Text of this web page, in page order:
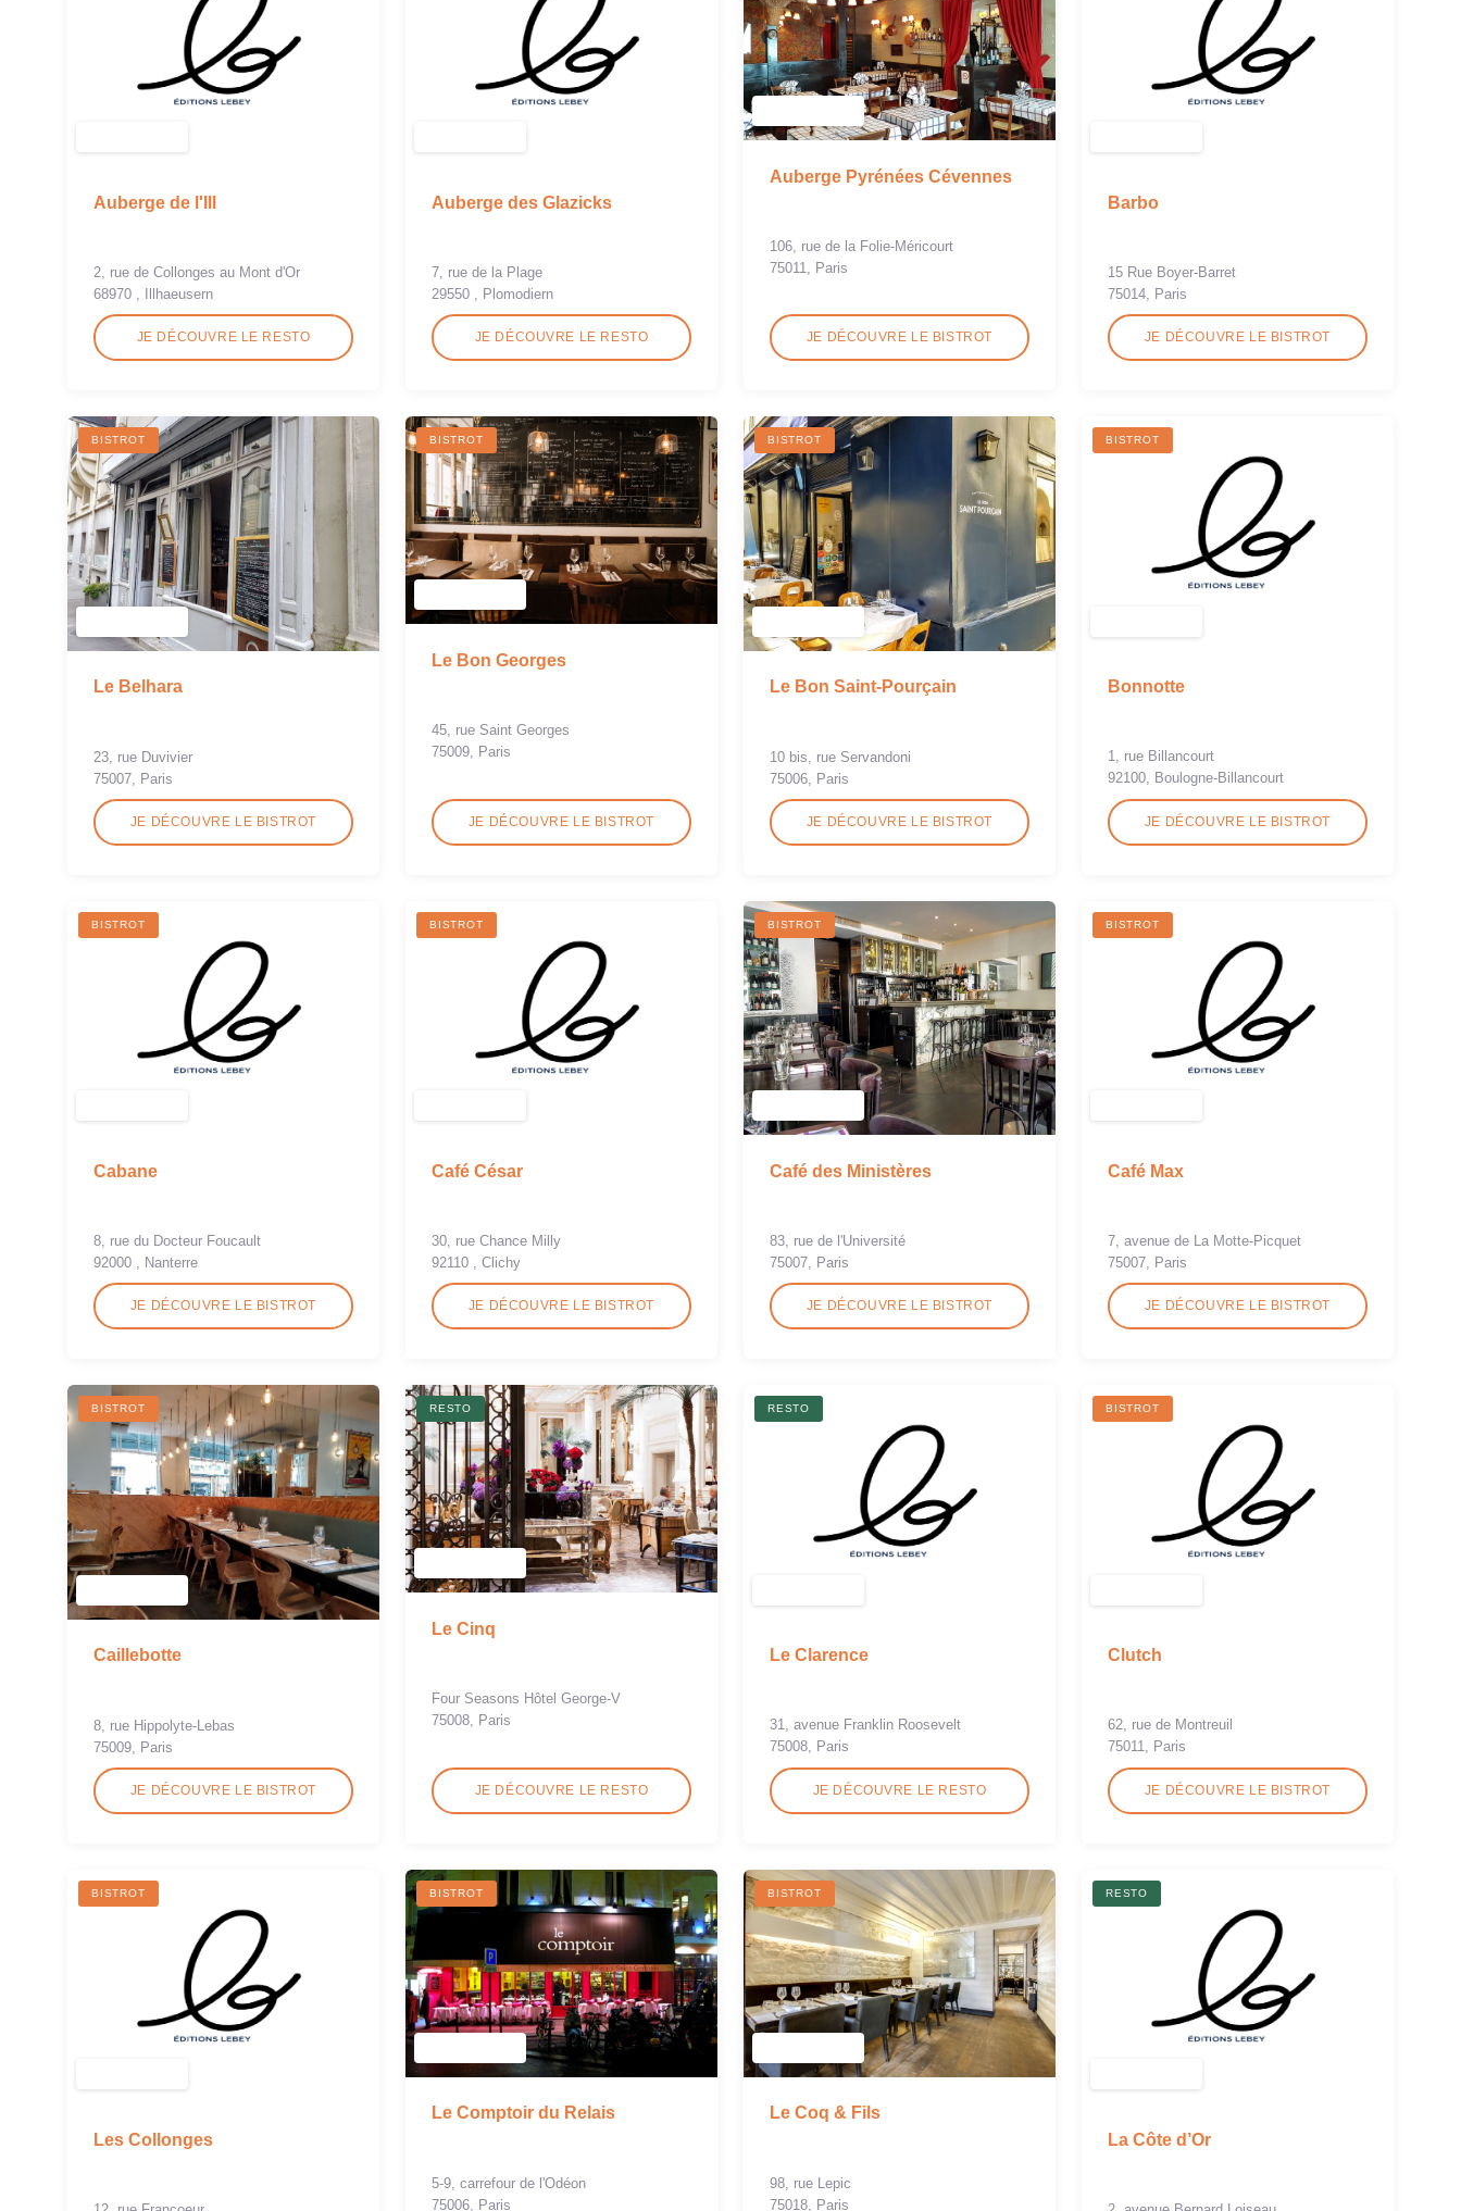
Auberge de l'Ill
2, rue de Collonges au Mont d'Or
68970 , Illhaeusern
JE DÉCOUVRE LE RESTO
Auberge des Glazicks
7, rue de la Plage
29550 , Plomodiern
JE DÉCOUVRE LE RESTO
Auberge Pyrénées Cévennes
106, rue de la Folie-Méricourt
75011, Paris
JE DÉCOUVRE LE BISTROT
Barbo
15 Rue Boyer-Barret
75014, Paris
JE DÉCOUVRE LE BISTROT
BISTROT
Le Belhara
23, rue Duvivier
75007, Paris
JE DÉCOUVRE LE BISTROT
BISTROT
Le Bon Georges
45, rue Saint Georges
75009, Paris
JE DÉCOUVRE LE BISTROT
BISTROT
Le Bon Saint-Pourçain
10 bis, rue Servandoni
75006, Paris
JE DÉCOUVRE LE BISTROT
BISTROT
Bonnotte
1, rue Billancourt
92100, Boulogne-Billancourt
JE DÉCOUVRE LE BISTROT
BISTROT
Cabane
8, rue du Docteur Foucault
92000 , Nanterre
JE DÉCOUVRE LE BISTROT
BISTROT
Café César
30, rue Chance Milly
92110 , Clichy
JE DÉCOUVRE LE BISTROT
BISTROT
Café des Ministères
83, rue de l'Université
75007, Paris
JE DÉCOUVRE LE BISTROT
BISTROT
Café Max
7, avenue de La Motte-Picquet
75007, Paris
JE DÉCOUVRE LE BISTROT
BISTROT
Caillebotte
8, rue Hippolyte-Lebas
75009, Paris
JE DÉCOUVRE LE BISTROT
RESTO
Le Cinq
Four Seasons Hôtel George-V
75008, Paris
JE DÉCOUVRE LE RESTO
RESTO
Le Clarence
31, avenue Franklin Roosevelt
75008, Paris
JE DÉCOUVRE LE RESTO
BISTROT
Clutch
62, rue de Montreuil
75011, Paris
JE DÉCOUVRE LE BISTROT
BISTROT
Les Collonges
BISTROT
Le Comptoir du Relais
5-9, carrefour de l'Odéon
75006, Paris
BISTROT
Le Coq & Fils
98, rue Lepic
75018, Paris
RESTO
La Côte d’Or